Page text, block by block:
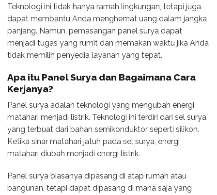
Teknologi ini tidak hanya ramah lingkungan, tetapi juga
dapat membantu Anda menghemat uang dalam jangka
panjang. Namun, pemasangan panel surya dapat
menjadi tugas yang rumit dan memakan waktu jika Anda
tidak memilih penyedia layanan yang tepat.
Apa itu Panel Surya dan Bagaimana Cara
Kerjanya?
Panel surya adalah teknologi yang mengubah energi
matahari menjadi listrik. Teknologi ini terdiri dari sel surya
yang terbuat dari bahan semikonduktor seperti silikon.
Ketika sinar matahari jatuh pada sel surya, energi
matahari diubah menjadi energi listrik.
Panel surya biasanya dipasang di atap rumah atau
bangunan, tetapi dapat dipasang di mana saja yang